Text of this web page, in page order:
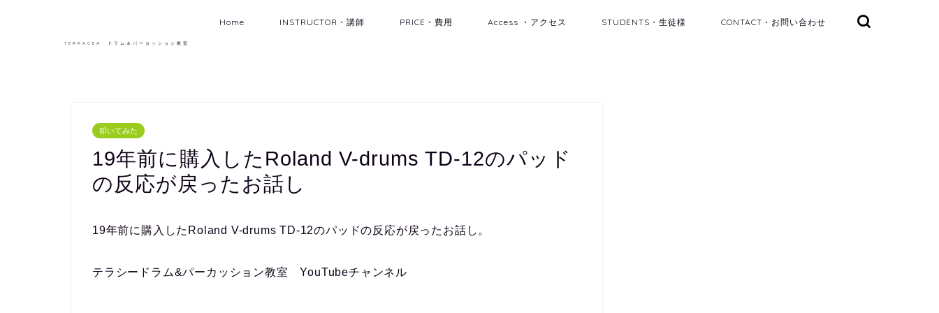
TERRACEA ドラム＆パーカッション教室
Home INSTRUCTOR・講師 PRICE・費用 Access ・アクセス STUDENTS・生徒様 CONTACT・お問い合わせ
叩いてみた
19年前に購入したRoland V-drums TD-12のパッド
の反応が戻ったお話し
19年前に購入したRoland V-drums TD-12のパッドの反応が戻ったお話し。
テラシードラム&パーカッション教室 YouTubeチャンネル